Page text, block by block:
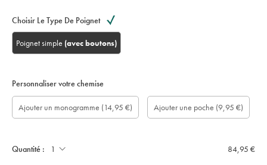
Choisir Le Type De Poignet
Poignet simple (avec boutons)
Personnaliser votre chemise
longueur
manche
Ajouter
écrin
Monogram
option:
Ajouter un monogramme (14,95 €)
Monogram
Colour:
Monogram
Font:
Monogram
Location:
Ajouter
une
poche:
Ajouter une poche (9,95 €)
Quantité : 84,95 €